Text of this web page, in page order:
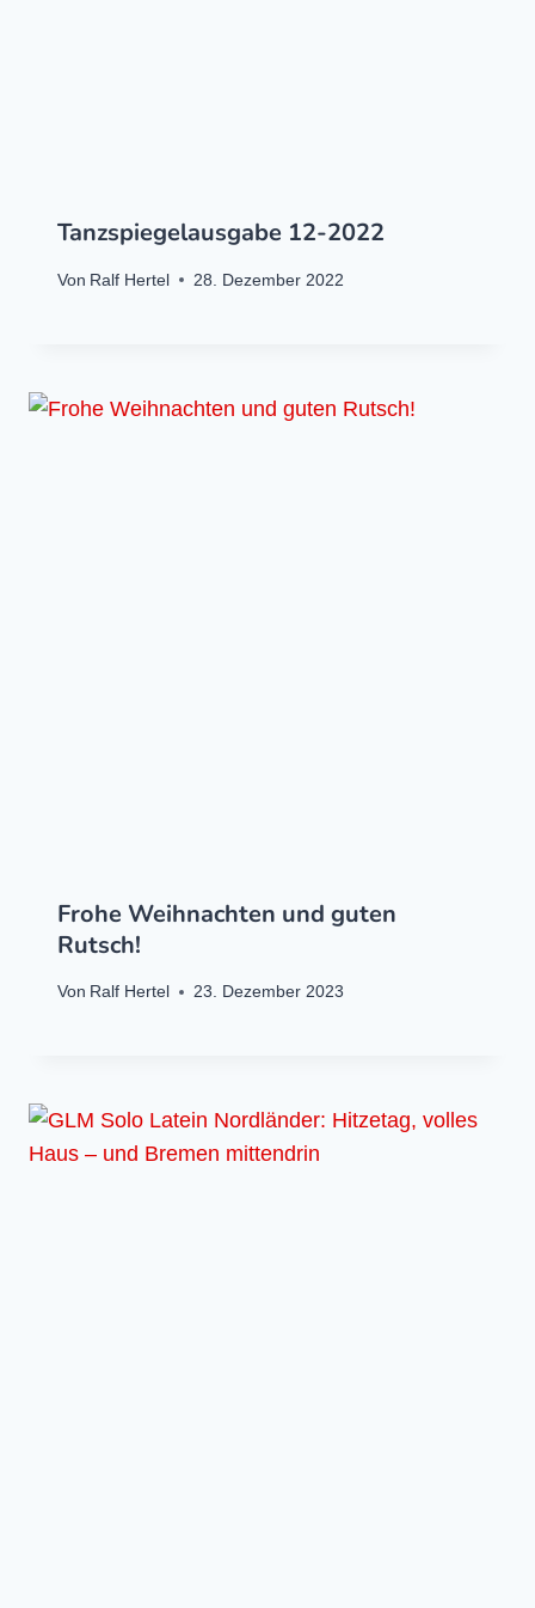
Tanzspiegelausgabe 12-2022
Von Ralf Hertel 28. Dezember 2022
Frohe Weihnachten und guten
Rutsch!
Von Ralf Hertel 23. Dezember 2023